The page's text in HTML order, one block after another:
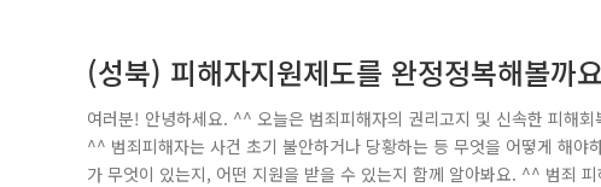
(성북) 피해자지원제도를 완정정복해볼까
여러분! 안녕하세요. ^^ 오늘은 범죄피해자의 권리고지 및 신속한 피해
^^ 범죄피해자는 사건 초기 불안하거나 당황하는 등 무엇을 어떻게 해
가 무엇이 있는지, 어떤 지원을 받을 수 있는지 함께 알아봐요. ^^ 범죄